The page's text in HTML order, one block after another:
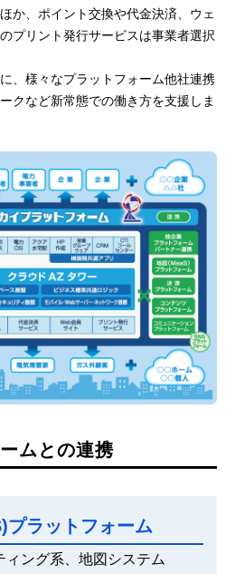
か、ポイント交換や代金決済、ウェ
プリント発行サービスは事業者選択
、様々なプラットフォーム他社連携
クなど新常態での働き方を支援しま
ムとの連携
プラットフォーム
ング系、地図システム